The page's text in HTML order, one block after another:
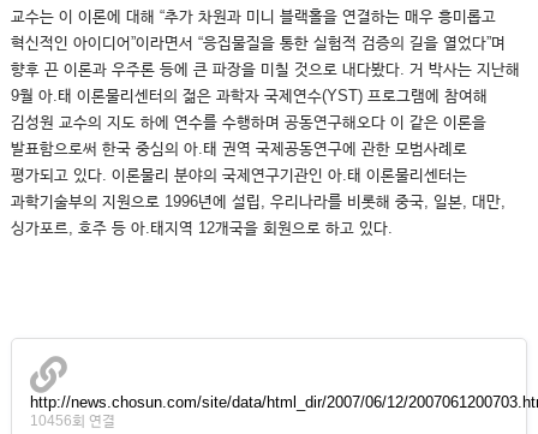
교수는 이 이론에 대해 “추가 차원과 미니 블랙홀을 연결하는 매우 흥미롭고
혁신적인 아이디어”이라면서 “응집물질을 통한 실험적 검증의 길을 열었다”며
향후 끈 이론과 우주론 등에 큰 파장을 미칠 것으로 내다봤다. 거 박사는 지난해
9월 아.태 이론물리센터의 젊은 과학자 국제연수(YST) 프로그램에 참여해
김성원 교수의 지도 하에 연수를 수행하며 공동연구해오다 이 같은 이론을
발표함으로써 한국 중심의 아.태 권역 국제공동연구에 관한 모범사례로
평가되고 있다. 이론물리 분야의 국제연구기관인 아.태 이론물리센터는
과학기술부의 지원으로 1996년에 설립, 우리나라를 비롯해 중국, 일본, 대만,
싱가포르, 호주 등 아.태지역 12개국을 회원으로 하고 있다.
http://news.chosun.com/site/data/html_dir/2007/06/12/
10456회 연결